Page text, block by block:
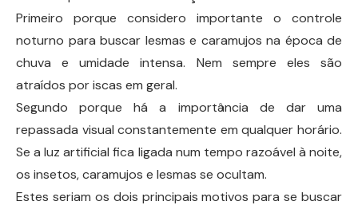
Primeiro porque considero importante o controle
noturno para buscar lesmas e caramujos na época de
chuva e umidade intensa. Nem sempre eles são
atraídos por iscas em geral.
Segundo porque há a importância de dar uma
repassada visual constantemente em qualquer horário.
Se a luz artificial fica ligada num tempo razoável à noite,
os insetos, caramujos e lesmas se ocultam.
Estes seriam os dois principais motivos para se buscar